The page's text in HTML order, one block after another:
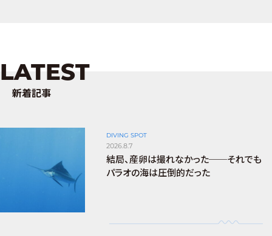
LATEST
新着記事
DIVING SPOT
2026.8.7
結局、産卵は撮れなかった──それでも
パラオの海は圧倒的だった